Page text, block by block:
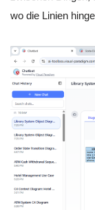
wo die Linien